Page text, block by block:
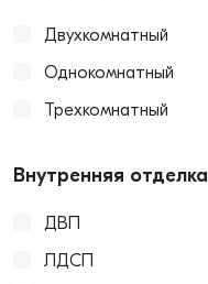
Двухкомнатный
Однокомнатный
Трехкомнатный
Внутренняя отделка
ДВП
ЛДСП